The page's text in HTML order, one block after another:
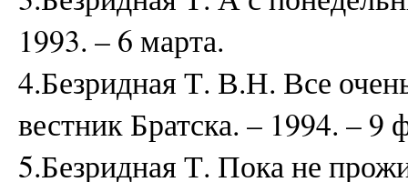
1993. – 6 марта.
4.Безридная Т. В.Н. Все
вестник Братска. – 1994. – 9
5.Безридная Т. Пока не